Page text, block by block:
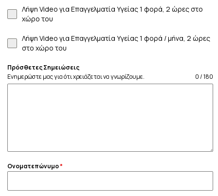
Λήψη Video για Επαγγελματία Υγείας 1 φορά, 2 ώρες στο
χώρο του
Λήψη Video για Επαγγελματία Υγείας 1 φορά / μήνα, 2 ώρες
στο χώρο του
Πρόσθετες Σημειώσεις
Ενημερώστε μας για ότι χρειάζεται να γνωρίζουμε.
0 / 180
Ονοματεπώνυμο*